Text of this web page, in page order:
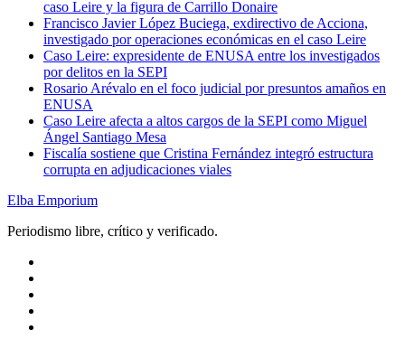
caso Leire y la figura de Carrillo Donaire
Francisco Javier López Buciega, exdirectivo de Acciona,
investigado por operaciones económicas en el caso Leire
Caso Leire: expresidente de ENUSA entre los investigados
por delitos en la SEPI
Rosario Arévalo en el foco judicial por presuntos amaños en
ENUSA
Caso Leire afecta a altos cargos de la SEPI como Miguel
Ángel Santiago Mesa
Fiscalía sostiene que Cristina Fernández integró estructura
corrupta en adjudicaciones viales
Elba Emporium
Periodismo libre, crítico y verificado.